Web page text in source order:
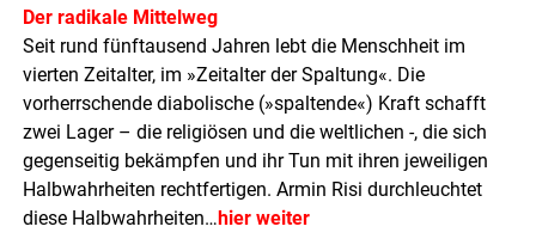
Der radikale Mittelweg
Seit rund fünftausend Jahren lebt die Menschheit im
vierten Zeitalter, im »Zeitalter der Spaltung«. Die
vorherrschende diabolische (»spaltende«) Kraft schafft
zwei Lager – die religiösen und die weltlichen -, die sich
gegenseitig bekämpfen und ihr Tun mit ihren jeweiligen
Halbwahrheiten rechtfertigen. Armin Risi durchleuchtet
diese Halbwahrheiten… hier weiter